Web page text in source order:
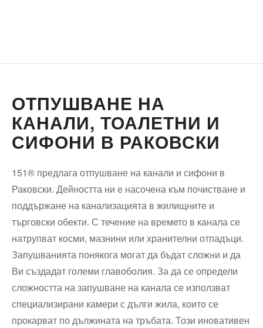
ОТПУШВАНЕ НА
КАНАЛИ, ТОАЛЕТНИ И
СИФОНИ В РАКОВСКИ
151® предлага отпушване на канали и сифони в
Раковски. Дейността ни е насочена към почистване и
поддържане на канализацията в жилищните и
търговски обекти. С течение на времето в канала се
натрупват косми, мазнини или хранителни отпадъци.
Запушванията понякога могат да бъдат сложни и да
Ви създадат големи главоболия. За да се определи
сложността на запушване на канала се използват
специализирани камери с дълги жила, които се
прокарват по дължината на тръбата. Този иновативен